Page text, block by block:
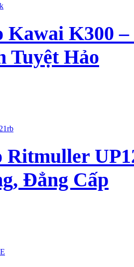
Kawai K300
Tuyệt Hảo
Ritmuller
Đẳng Cấp